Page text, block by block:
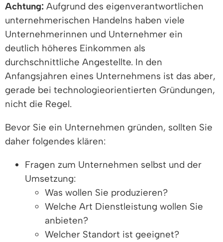
Achtung: Aufgrund des eigenverantwortlichen
unternehmerischen Handelns haben viele
Unternehmerinnen und Unternehmer ein
deutlich höheres Einkommen als
durchschnittliche Angestellte. In den
Anfangsjahren eines Unternehmens ist das aber,
gerade bei technologieorientierten Gründungen,
nicht die Regel.
Bevor Sie ein Unternehmen gründen, sollten Sie
daher folgendes klären:
Fragen zum Unternehmen selbst und der
Umsetzung:
Was wollen Sie produzieren?
Welche Art Dienstleistung wollen Sie
anbieten?
Welcher Standort ist geeignet?